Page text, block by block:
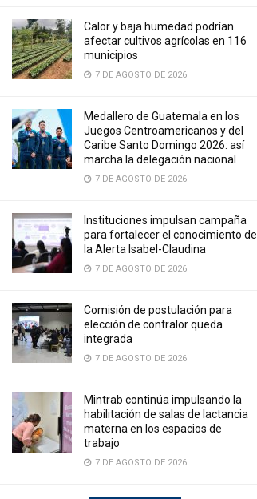
Calor y baja humedad podrían
afectar cultivos agrícolas en 116
municipios
7 DE AGOSTO DE 2026
Medallero de Guatemala en los
Juegos Centroamericanos y del
Caribe Santo Domingo 2026: así
marcha la delegación nacional
7 DE AGOSTO DE 2026
Instituciones impulsan campaña
para fortalecer el conocimiento de
la Alerta Isabel-Claudina
7 DE AGOSTO DE 2026
Comisión de postulación para
elección de contralor queda
integrada
7 DE AGOSTO DE 2026
Mintrab continúa impulsando la
habilitación de salas de lactancia
materna en los espacios de
trabajo
7 DE AGOSTO DE 2026